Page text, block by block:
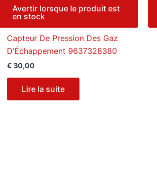
Avertir lorsque le produit est
en stock
Capteur De Pression Des Gaz
D’Échappement 9637328380
€ 30,00
Lire la suite